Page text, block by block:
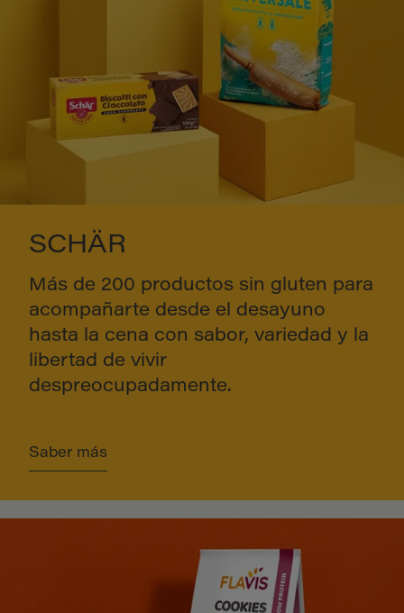
SCHÄR
Más de 200 productos sin gluten para
acompañarte desde el desayuno
hasta la cena con sabor, variedad y la
libertad de vivir
despreocupadamente.
Saber más